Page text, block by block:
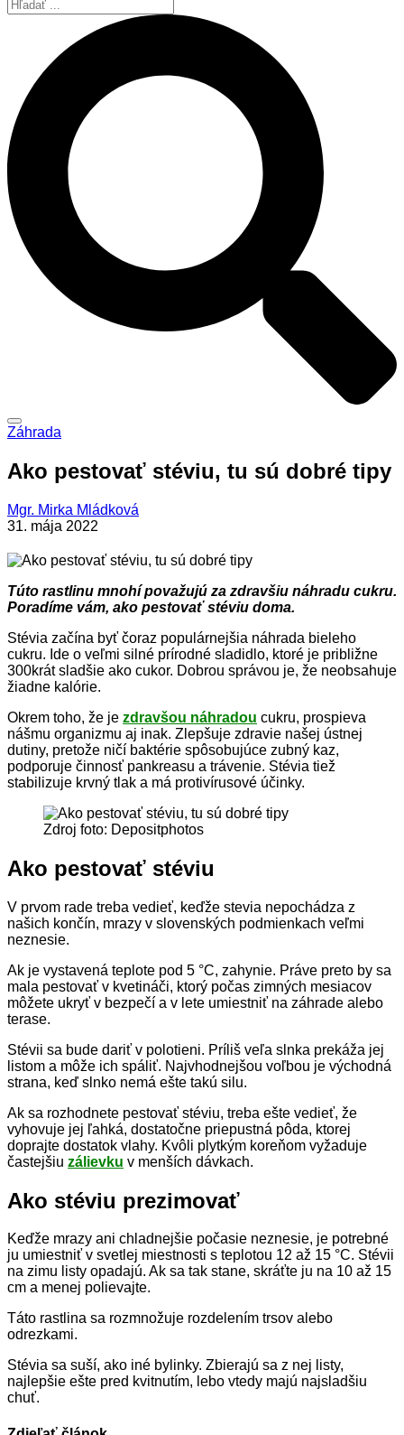
Záhrada
Ako pestovať stéviu, tu sú dobré tipy
Mgr. Mirka Mládková
31. mája 2022
Túto rastlinu mnohí považujú za zdravšiu náhradu cukru.
Poradíme vám, ako pestovať stéviu doma.
Stévia začína byť čoraz populárnejšia náhrada bieleho
cukru. Ide o veľmi silné prírodné sladidlo, ktoré je približne
300krát sladšie ako cukor. Dobrou správou je, že neobsahuje
žiadne kalórie.
Okrem toho, že je zdravšou náhradou cukru, prospieva
nášmu organizmu aj inak. Zlepšuje zdravie našej ústnej
dutiny, pretože ničí baktérie spôsobujúce zubný kaz,
podporuje činnosť pankreasu a trávenie. Stévia tiež
stabilizuje krvný tlak a má protivírusové účinky.
Zdroj foto: Depositphotos
Ako pestovať stéviu
V prvom rade treba vedieť, keďže stevia nepochádza z
našich končín, mrazy v slovenských podmienkach veľmi
neznesie.
Ak je vystavená teplote pod 5 °C, zahynie. Práve preto by sa
mala pestovať v kvetináči, ktorý počas zimných mesiacov
môžete ukryť v bezpečí a v lete umiestniť na záhrade alebo
terase.
Stévii sa bude dariť v polotieni. Príliš veľa slnka prekáža jej
listom a môže ich spáliť. Najvhodnejšou voľbou je východná
strana, keď slnko nemá ešte takú silu.
Ak sa rozhodnete pestovať stéviu, treba ešte vedieť, že
vyhovuje jej ľahká, dostatočne priepustná pôda, ktorej
doprajte dostatok vlahy. Kvôli plytkým koreňom vyžaduje
častejšiu zálievku v menších dávkach.
Ako stéviu prezimovať
Keďže mrazy ani chladnejšie počasie neznesie, je potrebné
ju umiestniť v svetlej miestnosti s teplotou 12 až 15 °C. Stévii
na zimu listy opadajú. Ak sa tak stane, skráťte ju na 10 až 15
cm a menej polievajte.
Táto rastlina sa rozmnožuje rozdelením trsov alebo
odrezkami.
Stévia sa suší, ako iné bylinky. Zbierajú sa z nej listy,
najlepšie ešte pred kvitnutím, lebo vtedy majú najsladšiu
chuť.